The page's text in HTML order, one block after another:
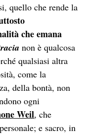
quello che rende la
che emana
non è qualcosa
qualsiasi altra
come la
della bontà, non
ogni
Weil, che
e sacro, in